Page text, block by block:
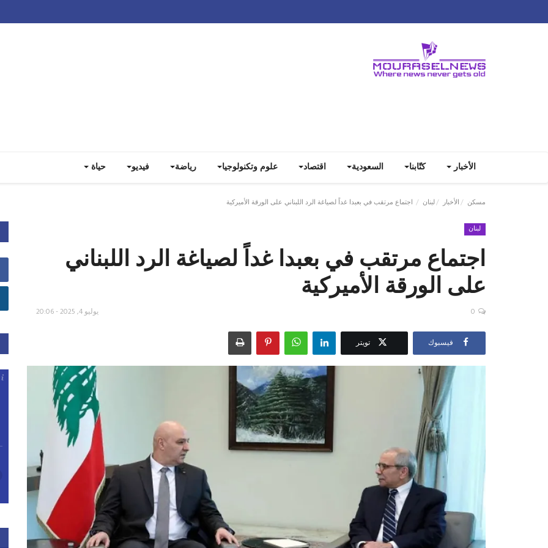
الأخبار كتّابنا السعودية اقتصاد علوم وتكنولوجيا رياضة فيديو حياة
مسكن الأخبار لبنان اجتماع مرتقب في بعبدا غداً لصياغة الرد اللبناني على الورقة الأميركية
لبنان
اجتماع مرتقب في بعبدا غداً لصياغة الرد اللبناني
على الورقة الأميركية
يوليو 4, 2025 - 20:06 0
فيسبوك تويتر